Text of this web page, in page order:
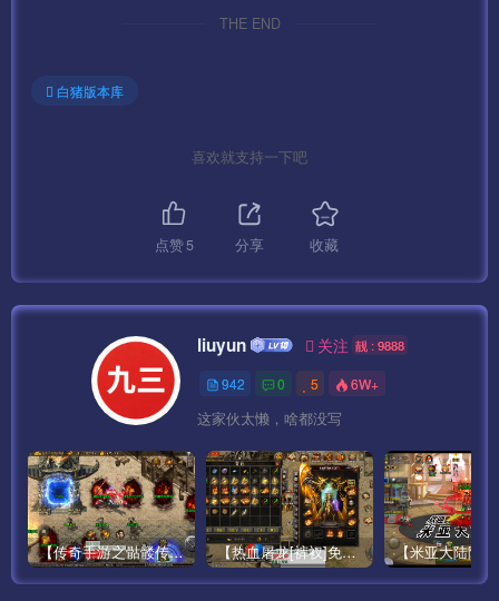
——————————————————————————
测试账号：syymwcom
测试密码：123456
http://IP:99/gmht/gm.php
GM码：syymw.com
无限充值后台
http://IP:99/pay.php
GM码：syymw.com
THE END
白猪版本库
喜欢就支持一下吧
点赞5 分享 收藏
liuyun 关注 靓 : 9888
942 0 5 6W+
这家伙太懒，啥都没写
【传奇手游之骷髅传说第二季十大陆[白猪3]免授权版】经典单职业复古特色战神引擎传奇手游最新打包Win服务端源码视频架设教程-怀旧复古-经典耐玩–新版GM多功能网页授权物品后台-GM直冲网页后台-安卓苹果IOS双端版本！ 【热血屠龙[裤衩]免授权修复版】采用经典战神引擎三职业特色游戏最新打包Win服务端源码视频架设教程-GM直冲后台-新版GM多功能授权物品后台-安卓苹果IOS双端版本-传奇手游！